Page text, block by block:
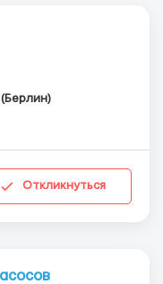
Откликнуться